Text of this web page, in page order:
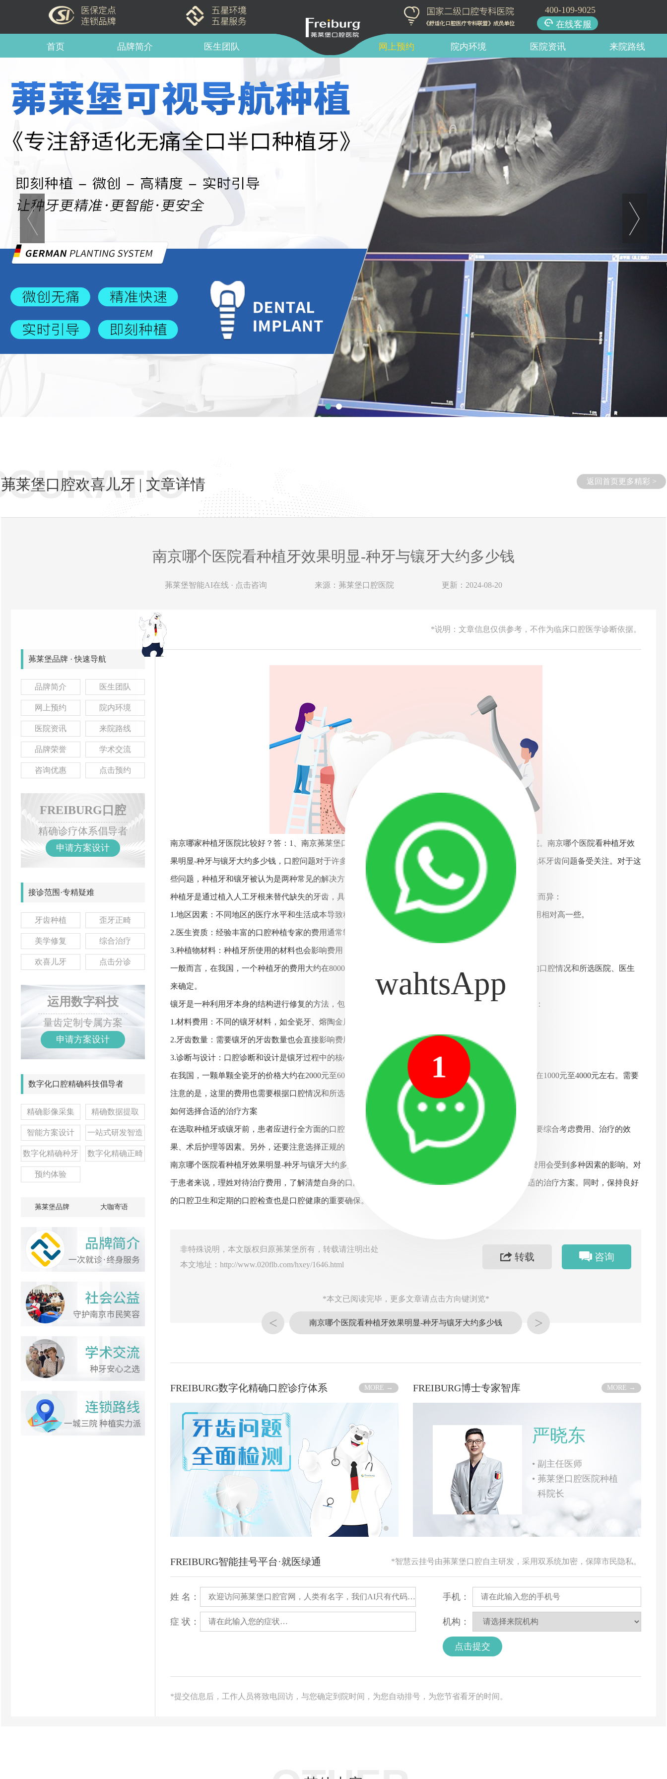
400-109-9025
在线客服
首页 品牌简介 医生团队 网上预约 院内环境 医院资讯 来院路线
茀莱堡口腔欢喜儿牙 | 文章详情 返回首页更多精彩 >
南京哪个医院看种植牙效果明显-种牙与镶牙大约多少钱
茀莱堡智能AI在线 · 点击咨询 来源：茀莱堡口腔医院 更新：2024-08-20
茀莱堡品牌 · 快速导航
品牌简介 医生团队
网上预约 院内环境
医院资讯 来院路线
品牌荣誉 学术交流
咨询优惠 点击预约
FREIBURG口腔
精确诊疗体系倡导者
申请方案设计
接诊范围·专精疑难
牙齿种植 歪牙正畸
美学修复 综合治疗
欢喜儿牙 点击分诊
运用数字科技
量齿定制专属方案
申请方案设计
数字化口腔精确科技倡导者
精确影像采集 精确数据提取
智能方案设计 一站式研发智造
数字化精确种牙 数字化精确正畸
预约体验
茀莱堡品牌 大咖寄语
*说明：文章信息仅供参考，不作为临床口腔医学诊断依据。
南京哪家种植牙医院比较好？答：1、南京茀莱堡口腔医院，2、南京种植牙医院，3、南京种植牙专科医院。南京哪个医院看种植牙效
果明显-种牙与镶牙大约多少钱，口腔问题对于许多人来说是一个常见的健康难题。其中，缺失牙齿或者损坏牙齿问题备受关注。对于这
些问题，种植牙和镶牙被认为是两种常见的解决方案。但是，许多人对于这两种治疗的费用了解甚少。
种植牙是通过植入人工牙根来替代缺失的牙齿，具有较高的成功·率和稳固姓。种植牙的费用因多方面因素而异：
1.地区因素：不同地区的医疗水平和生活成本导致种植牙的费用有所不同。一般来说，大城市的种植牙费用相对高一些。
2.医生资质：经验丰富的口腔种植专家的费用通常较高，但也会带来更好的治疗的效果和术后效果。
3.种植物材料：种植牙所使用的材料也会影响费用，如人工植入物的品牌、材质等。
一般而言，在我国，一个种植牙的费用大约在8000元至20000元之间。当然，具体的费用还需要根据个体的口腔情况和所选医院、医生
来确定。
镶牙是一种利用牙本身的结构进行修复的方法，包括全冠修复、贴面修复等。镶牙的费用与如下因素相关：
1.材料费用：不同的镶牙材料，如全瓷牙、熔陶金属牙等，费用会有所不同。
2.牙齿数量：需要镶牙的牙齿数量也会直接影响费用，因为需要用材料和人工进行修复。
3.诊断与设计：口腔诊断和设计是镶牙过程中的核心步骤，这也可能会对费用产生影响。
在我国，一颗单颗全瓷牙的价格大约在2000元至6000元不等。而熔陶金属牙的价格则相对较低，一颗大约在1000元至4000元左右。需要
注意的是，这里的费用也需要根据口腔情况和所选医院、医生进行具体确定。
如何选择合适的治疗方案
在选取种植牙或镶牙前，患者应进行全方面的口腔检查，听取口腔医生的专业建议。选择治疗方案时，需要综合考虑费用、治疗的效
果、术后护理等因素。另外，还要注意选择正规的口腔医院和资质医生，确保治疗的质量和安·全。
南京哪个医院看种植牙效果明显-种牙与镶牙大约多少钱，种植牙和镶牙是两种常见的牙齿修复方法，其费用会受到多种因素的影响。对
于患者来说，理姓对待治疗费用，了解清楚自身的口腔情况和需求，听取医生的专业建议，才能选择合适的治疗方案。同时，保持良好
的口腔卫生和定期的口腔检查也是口腔健康的重要确保。
非特殊说明，本文版权归原茀莱堡所有，转载请注明出处
本文地址： http://www.020flb.com/hxey/1646.html
转载 咨询
*本文已阅读完毕，更多文章请点击方向键浏览*
< 南京哪个医院看种植牙效果明显-种牙与镶牙大约多少钱 >
FREIBURG数字化精确口腔诊疗体系 MORE → FREIBURG博士专家智库 MORE →
严晓东
• 副主任医师
• 茀莱堡口腔医院种植
科院长
FREIBURG智能挂号平台·就医绿通 *智慧云挂号由茀莱堡口腔自主研发，采用双系统加密，保障市民隐私。
姓 名：
症 状：
手机：
机构：
点击提交
*提交信息后，工作人员将致电回访，与您确定到院时间，为您自动排号，为您节省看牙的时间。
wahtsApp
1